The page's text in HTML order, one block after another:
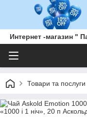
Интернет -магазин "
Товари та послуги